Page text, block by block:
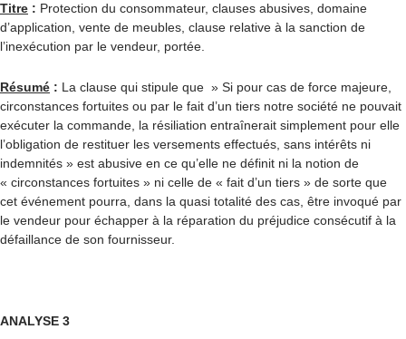
Titre : Protection du consommateur, clauses abusives, domaine
d’application, vente de meubles, clause relative à la sanction de
l’inexécution par le vendeur, portée.
Résumé : La clause qui stipule que » Si pour cas de force majeure,
circonstances fortuites ou par le fait d’un tiers notre société ne pouvait
exécuter la commande, la résiliation entraînerait simplement pour elle
l’obligation de restituer les versements effectués, sans intérêts ni
indemnités » est abusive en ce qu’elle ne définit ni la notion de
« circonstances fortuites » ni celle de « fait d’un tiers » de sorte que
cet événement pourra, dans la quasi totalité des cas, être invoqué par
le vendeur pour échapper à la réparation du préjudice consécutif à la
défaillance de son fournisseur.
ANALYSE 3